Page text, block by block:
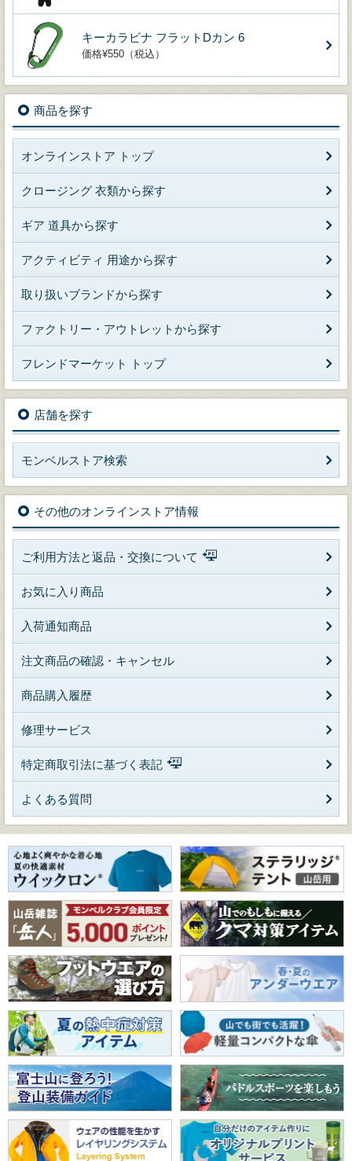
キーカラビナ フラットDカン 6
価格¥550（税込）
商品を探す
オンラインストア トップ
クロージング 衣類から探す
ギア 道具から探す
アクティビティ 用途から探す
取り扱いブランドから探す
ファクトリー・アウトレットから探す
フレンドマーケット トップ
店舗を探す
モンベルストア検索
その他のオンラインストア情報
ご利用方法と返品・交換について
お気に入り商品
入荷通知商品
注文商品の確認・キャンセル
商品購入履歴
修理サービス
特定商取引法に基づく表記
よくある質問